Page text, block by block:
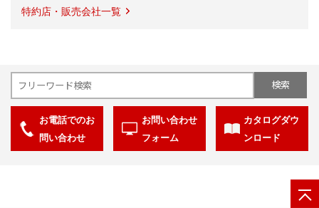
特約店・販売会社一覧
お電話でのお
問い合わせ
お問い合わせ
フォーム
カタログダウ
ンロード